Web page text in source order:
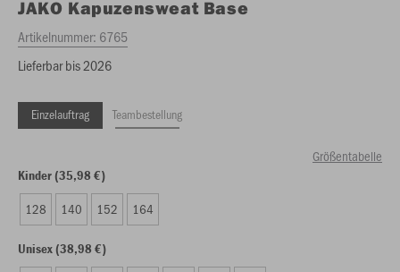
JAKO Kapuzensweat Base
Artikelnummer: 6765
Lieferbar bis 2026
Einzelauftrag Teambestellung
Größentabelle
Kinder (35,98 €)
128 140 152 164
Unisex (38,98 €)